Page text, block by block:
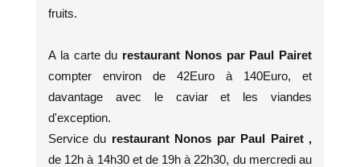
fruits.
A la carte du restaurant Nonos par Paul Pairet
compter environ de 42Euro à 140Euro, et
davantage avec le caviar et les viandes
d'exception.
Service du restaurant Nonos par Paul Pairet ,
de 12h à 14h30 et de 19h à 22h30, du mercredi au